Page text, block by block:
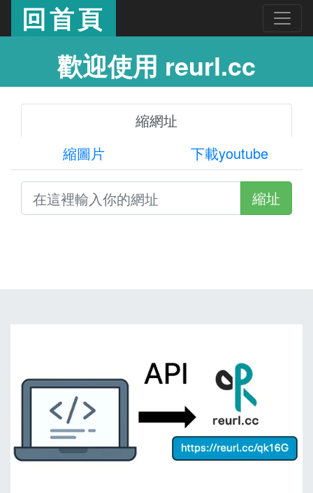
回首頁
歡迎使用 reurl.cc
縮網址
縮圖片
下載youtube
縮址